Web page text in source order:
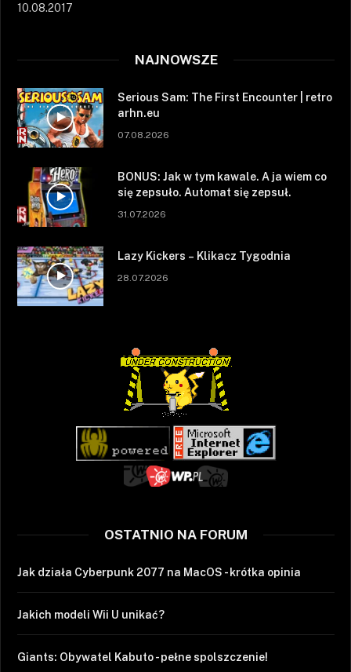
10.08.2017
NAJNOWSZE
Serious Sam: The First Encounter | retro
arhn.eu
07.08.2026
BONUS: Jak w tym kawale. A ja wiem co
się zepsuło. Automat się zepsuł.
31.07.2026
Lazy Kickers – Klikacz Tygodnia
28.07.2026
OSTATNIO NA FORUM
Jak działa Cyberpunk 2077 na MacOS - krótka opinia
Jakich modeli Wii U unikać?
Giants: Obywatel Kabuto - pełne spolszczenie!